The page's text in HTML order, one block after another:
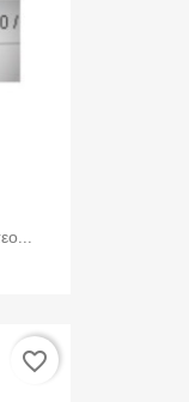
favorite_border